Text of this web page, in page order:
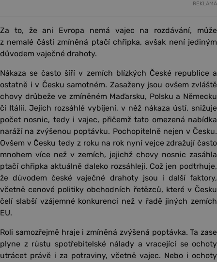
REKLAMA
Za to, že ani Evropa nemá vajec na rozdávání, může
z nemalé části zmíněná ptačí chřipka, avšak není jediným
důvodem vaječné drahoty.
Nákaza se často šíří v zemích blízkých České republice a
ostatně i v Česku samotném. Zasaženy jsou ovšem zvláště
chovy drůbeže ve zmíněném Maďarsku, Polsku a Německu
či Itálii. Jejich rozsáhlé vybíjení, v něž nákaza ústí, snižuje
počet nosnic, tedy i vajec, přičemž tato omezená nabídka
naráží na zvýšenou poptávku. Pochopitelně nejen v Česku.
Ovšem v Česku tedy z roku na rok nyní vejce zdražují často
mnohem více než v zemích, jejichž chovy nosnic zasáhla
ptačí chřipka aktuálně daleko rozsáhleji. Což jen podtrhuje,
že důvodem české vaječné drahoty jsou i další faktory,
včetně cenové politiky obchodních řetězců, které v Česku
čelí slabší vzájemné konkurenci než v řadě jiných zemích
EU.
Roli samozřejmě hraje i zmíněná zvýšená poptávka. Ta zase
plyne z růstu spotřebitelské nálady a vracející se ochoty
utrácet právě i za potraviny, včetně vajec. Nebo i ochoty